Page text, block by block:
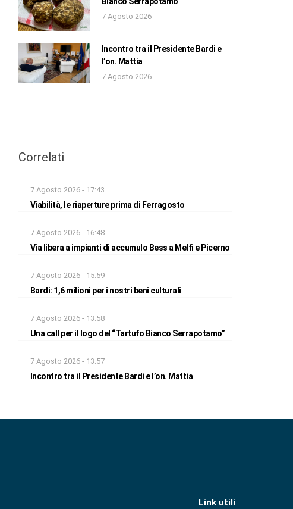
7 Agosto 2026
Incontro tra il Presidente Bardi e
l’on. Mattia
7 Agosto 2026
Correlati
7 Agosto 2026 - 17:43
Viabilità, le riaperture prima di Ferragosto
7 Agosto 2026 - 16:48
Via libera a impianti di accumulo Bess a Melfi e Picerno
7 Agosto 2026 - 15:59
Bardi: 1,6 milioni per i nostri beni culturali
7 Agosto 2026 - 13:58
Una call per il logo del “Tartufo Bianco Serrapotamo”
7 Agosto 2026 - 13:57
Incontro tra il Presidente Bardi e l’on. Mattia
Link utili